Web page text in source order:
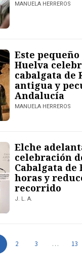
MANUELA HERREROS
Este
Huelva
cabalgata de
antigua y
Andalucía
MANUELA HERREROS
Elche
celebración
Cabalgata de
horas y
recorrido
J. L. A.
2 3 … 13